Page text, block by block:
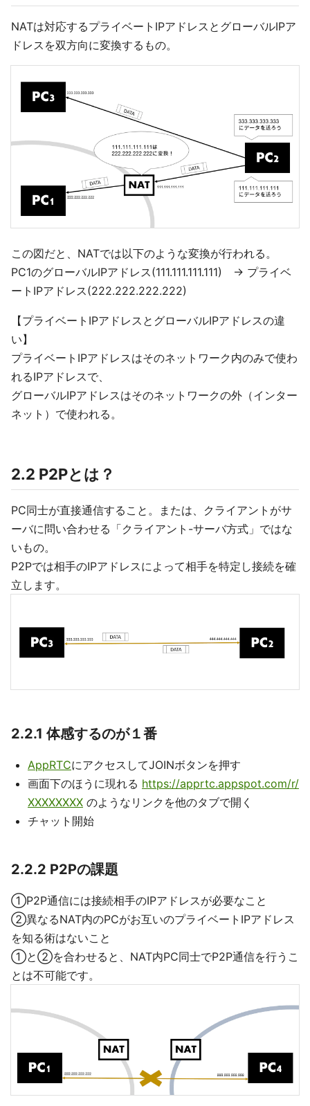
NATは対応するプライベートIPアドレスとグローバルIPア
ドレスを双方向に変換するもの。
この図だと、NATでは以下のような変換が行われる。
PC1のグローバルIPアドレス(111.111.111.111) → プライベ
ートIPアドレス(222.222.222.222)
【プライベートIPアドレスとグローバルIPアドレスの違
い】
プライベートIPアドレスはそのネットワーク内のみで使わ
れるIPアドレスで、
グローバルIPアドレスはそのネットワークの外（インター
ネット）で使われる。
2.2 P2Pとは？
PC同士が直接通信すること。または、クライアントがサ
ーバに問い合わせる「クライアント-サーバ方式」ではな
いもの。
P2Pでは相手のIPアドレスによって相手を特定し接続を確
立します。
2.2.1 体感するのが１番
AppRTCにアクセスしてJOINボタンを押す
画面下のほうに現れる https://apprtc.appspot.com/r/
XXXXXXXX のようなリンクを他のタブで開く
チャット開始
2.2.2 P2Pの課題
①P2P通信には接続相手のIPアドレスが必要なこと
②異なるNAT内のPCがお互いのプライベートIPアドレス
を知る術はないこと
①と②を合わせると、NAT内PC同士でP2P通信を行うこ
とは不可能です。